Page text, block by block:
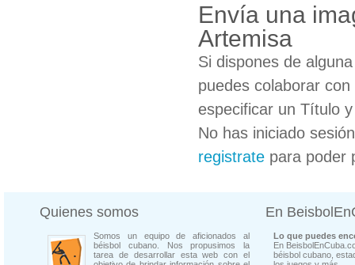
Envía una
Artemisa
Si dispones de
puedes colaborar
especificar un Título
No has iniciado
registrate para poder
Quienes somos
Somos un equipo de aficionados al
béisbol cubano. Nos propusimos la
tarea de desarrollar esta web con el
En
Lo que puedes
En
béisbol cubano,